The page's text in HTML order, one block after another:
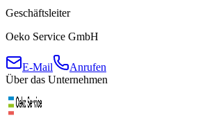
Geschäftsleiter
Oeko Service GmbH
E-Mail
Anrufen
Über das Unternehmen